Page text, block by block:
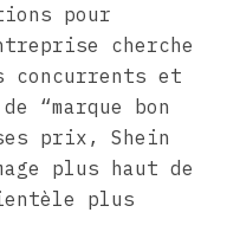
pour
cherche
concurrents et
“marque bon
prix, Shein
plus haut de
plus